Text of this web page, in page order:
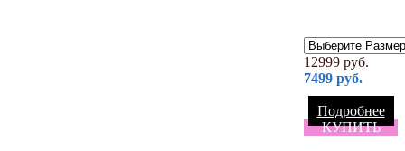
12999 руб.
7499 руб.
Подробнее
КУПИТЬ